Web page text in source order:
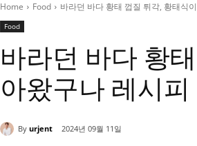
Home Food 바라던 바다 황태 껍질 튀각, 황태식
Food
바라던 바다 황
아왔구나 레시피
By urjent 2024년 09월 11일